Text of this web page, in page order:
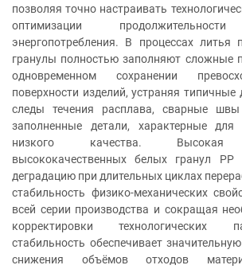
позволяя точно настраивать
оптимизации
энергопотребления. В процессах литья
гранулы полностью заполняют сложные
одновременном сохранении
поверхности изделий, устраняя
следы течения расплава, сварные
заполненные детали, характерные для
низкого качества. Высокая
высококачественных белых гранул PP
деградацию при длительных циклах
стабильность физико-механических
всей серии производства и сокращая
корректировки технологических
стабильность обеспечивает
снижения объёмов отходов